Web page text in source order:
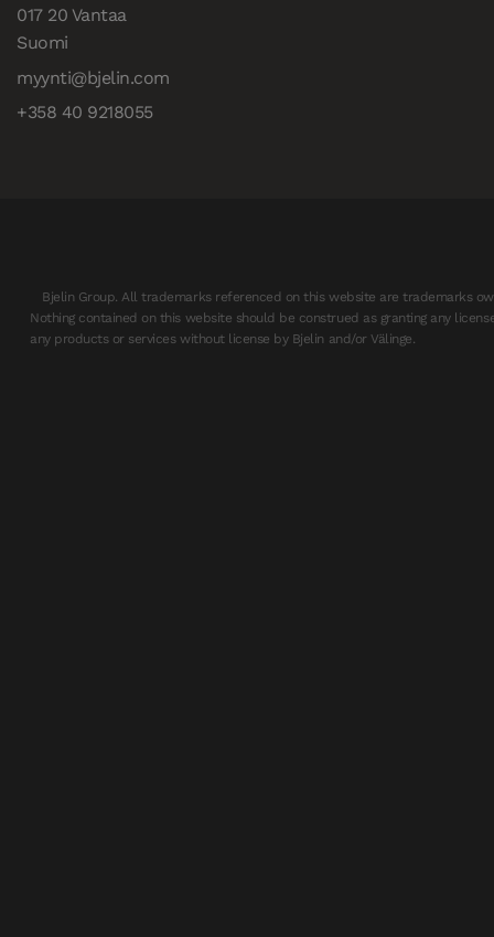
017 20 Vantaa
Suomi
myynti@bjelin.com
+358 40 9218055
Bjelin Group. All trademarks referenced on this website are trademarks
Nothing contained on this website should be construed as granting any
any products or services without license by Bjelin and/or Välinge.